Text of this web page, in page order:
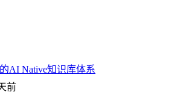
AI Native知识库体系
前